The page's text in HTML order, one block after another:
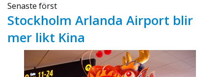
Senaste först
Stockholm Arlanda Airport blir
mer likt Kina